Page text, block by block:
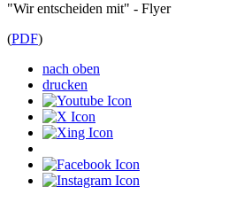
"Wir entscheiden mit" - Flyer
(PDF)
nach oben
drucken